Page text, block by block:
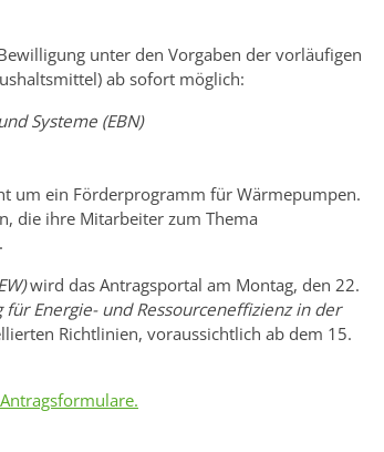
unter den Vorgaben der vorläufigen
ab sofort möglich:
Systeme (EBN)
um ein Förderprogramm für Wärmepumpen.
die ihre Mitarbeiter zum Thema
wird das Antragsportal am Montag, den 22.
Energie- und Ressourceneffizienz in der
Richtlinien, voraussichtlich ab dem 15.